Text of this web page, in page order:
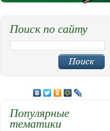
Поиск по сайту
Популярные
тематики